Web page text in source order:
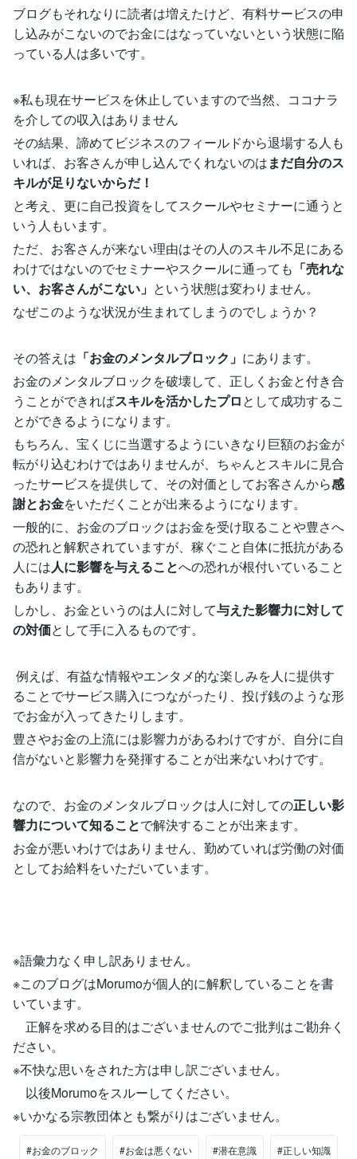
ブログもそれなりに読者は増えたけど、有料サービスの申
し込みがこないのでお金にはなっていないという状態に陥
っている人は多いです。
※私も現在サービスを休止していますので当然、ココナラ
を介しての収入はありません
その結果、諦めてビジネスのフィールドから退場する人も
いれば、お客さんが申し込んでくれないのはまだ自分のス
キルが足りないからだ！
と考え、更に自己投資をしてスクールやセミナーに通うと
いう人もいます。
ただ、お客さんが来ない理由はその人のスキル不足にある
わけではないのでセミナーやスクールに通っても 「売れな
い、お客さんがこない」 という状態は変わりません。
なぜこのような状況が生まれてしまうのでしょうか？
その答えは 「お金のメンタルブロック」 にあります。
お金のメンタルブロックを破壊して、正しくお金と付き合
うことができればスキルを活かしたプロとして成功するこ
とができるようになります。
もちろん、宝くじに当選するようにいきなり巨額のお金が
転がり込むわけではありませんが、ちゃんとスキルに見合
ったサービスを提供して、その対価としてお客さんから感
謝とお金をいただくことが出来るようになります。
一般的に、お金のブロックはお金を受け取ることや豊さへ
の恐れと解釈されていますが、稼ぐこと自体に抵抗がある
人には人に影響を与えることへの恐れが根付いていること
もあります。
しかし、お金というのは人に対して与えた影響力に対して
の対価として手に入るものです。
例えば、有益な情報やエンタメ的な楽しみを人に提供す
ることでサービス購入につながったり、投げ銭のような形
でお金が入ってきたりします。
豊さやお金の上流には影響力があるわけですが、自分に自
信がないと影響力を発揮することが出来ないわけです。
なので、お金のメンタルブロックは人に対しての正しい影
響力について知ることで解決することが出来ます。
お金が悪いわけではありません、勤めていれば労働の対価
としてお給料をいただいています。
※語彙力なく申し訳ありません。
※このブログはMorumoが個人的に解釈していることを書
いています。
正解を求める目的はございませんのでご批判はご勘弁く
ださい。
※不快な思いをされた方は申し訳ございません。
以後Morumoをスルーしてください。
※いかなる宗教団体とも繋がりはございません。
#お金のブロック #お金は悪くない #潜在意識 #正しい知識